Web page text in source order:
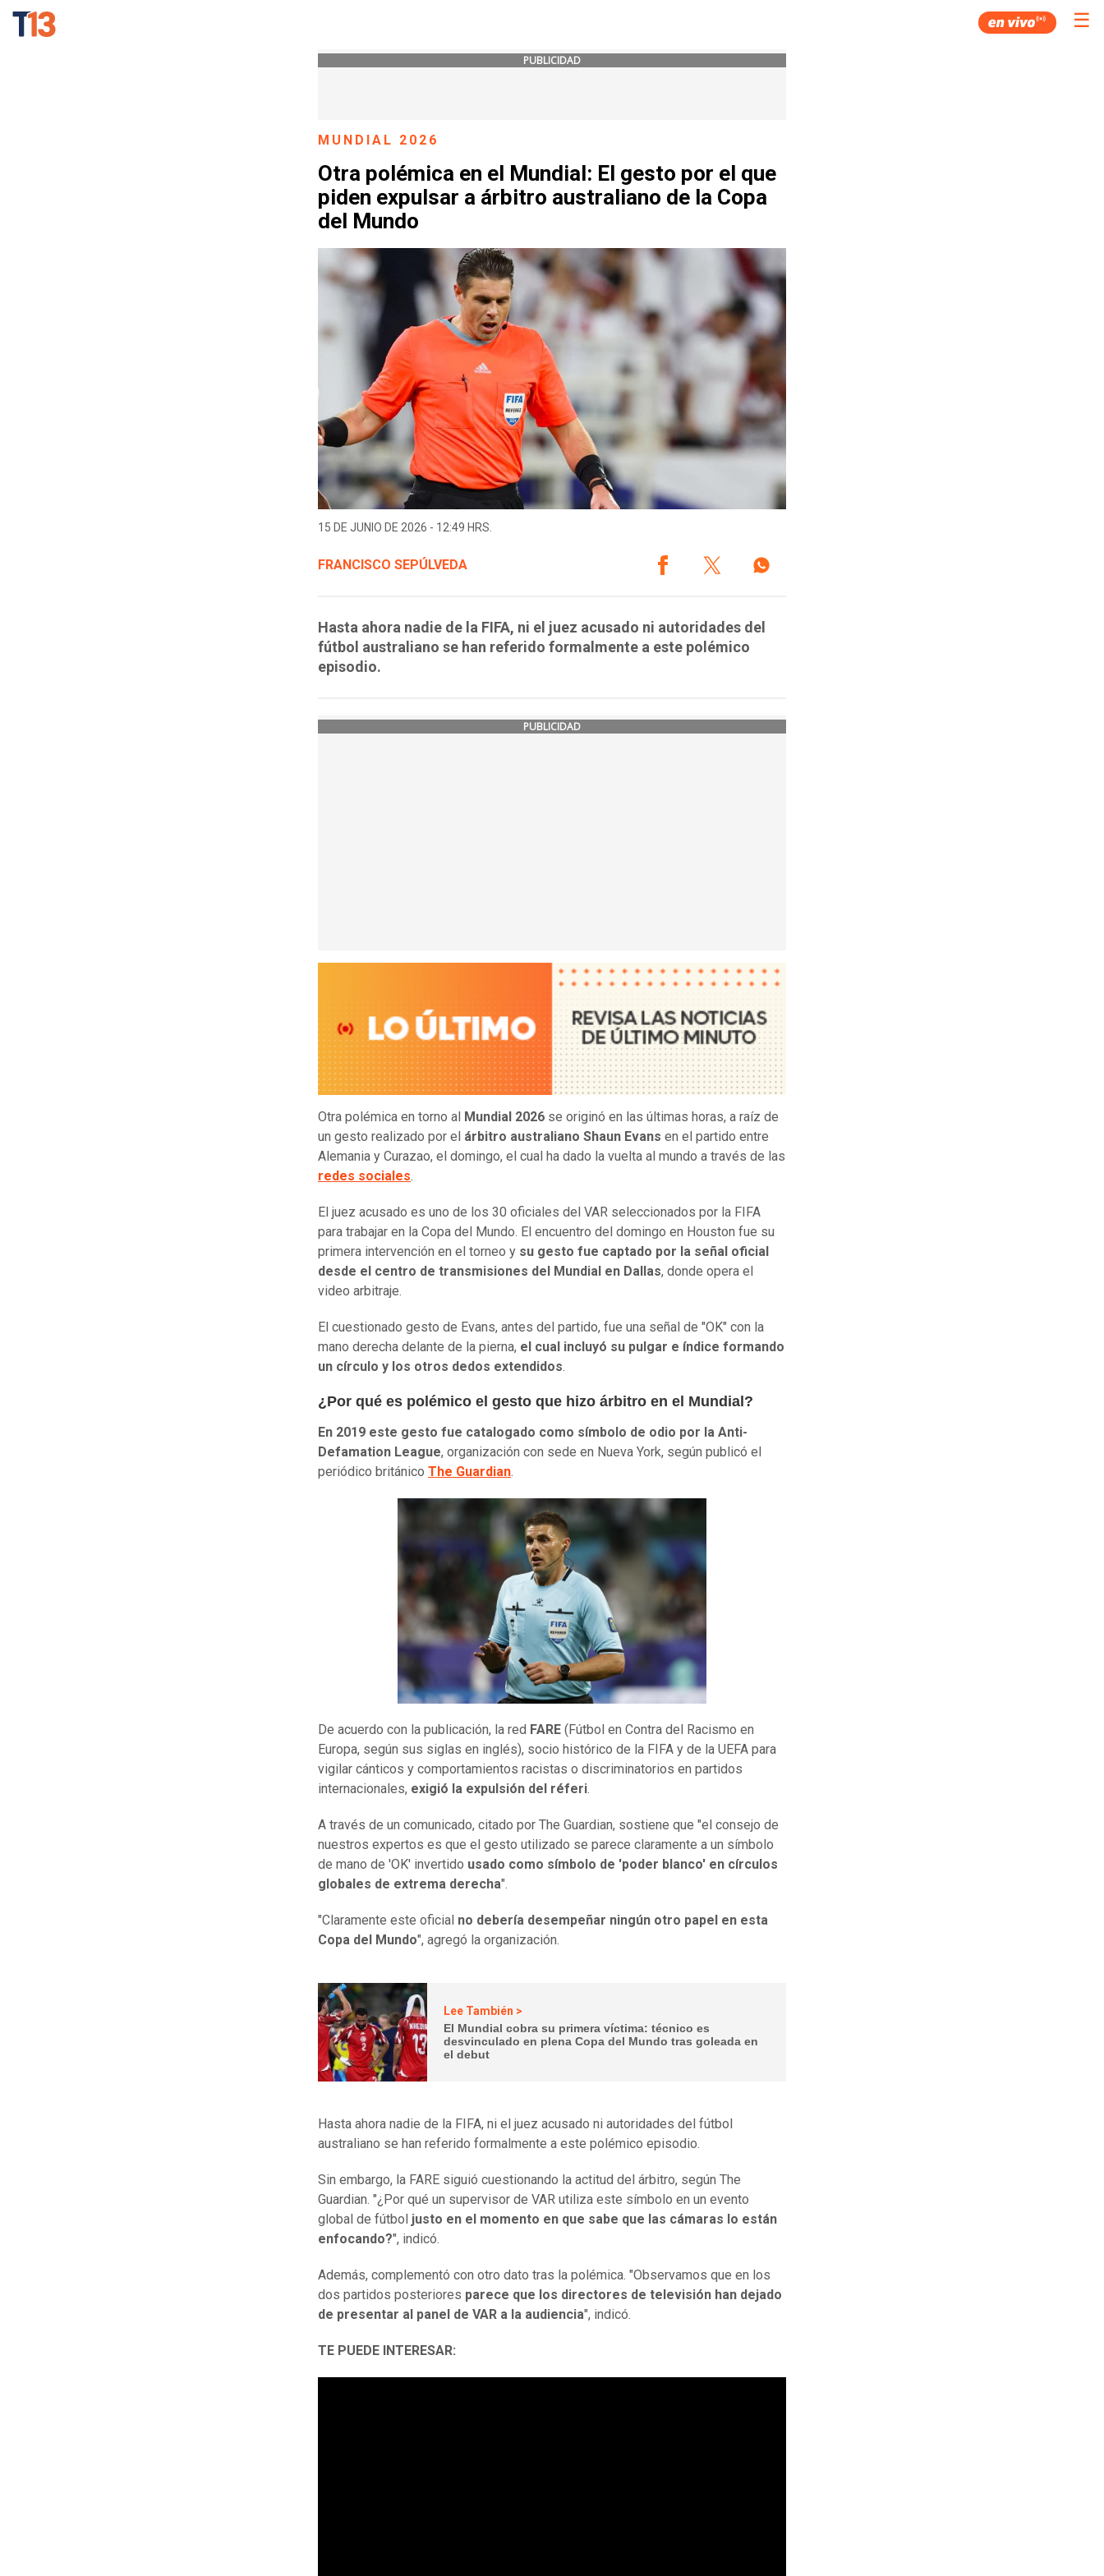
☰
PUBLICIDAD
MUNDIAL 2026
Otra polémica en el Mundial: El gesto por el que
piden expulsar a árbitro australiano de la Copa
del Mundo
15 DE JUNIO DE 2026 - 12:49 HRS.
FRANCISCO SEPÚLVEDA
Hasta ahora nadie de la FIFA, ni el juez acusado ni autoridades del
fútbol australiano se han referido formalmente a este polémico
episodio.
PUBLICIDAD
Otra polémica en torno al Mundial 2026 se originó en las últimas horas, a raíz de
un gesto realizado por el árbitro australiano Shaun Evans en el partido entre
Alemania y Curazao, el domingo, el cual ha dado la vuelta al mundo a través de las
redes sociales.
El juez acusado es uno de los 30 oficiales del VAR seleccionados por la FIFA
para trabajar en la Copa del Mundo. El encuentro del domingo en Houston fue su
primera intervención en el torneo y su gesto fue captado por la señal oficial
desde el centro de transmisiones del Mundial en Dallas, donde opera el
video arbitraje.
El cuestionado gesto de Evans, antes del partido, fue una señal de "OK" con la
mano derecha delante de la pierna, el cual incluyó su pulgar e índice formando
un círculo y los otros dedos extendidos.
¿Por qué es polémico el gesto que hizo árbitro en el Mundial?
En 2019 este gesto fue catalogado como símbolo de odio por la Anti-
Defamation League, organización con sede en Nueva York, según publicó el
periódico británico The Guardian.
De acuerdo con la publicación, la red FARE (Fútbol en Contra del Racismo en
Europa, según sus siglas en inglés), socio histórico de la FIFA y de la UEFA para
vigilar cánticos y comportamientos racistas o discriminatorios en partidos
internacionales, exigió la expulsión del réferi.
A través de un comunicado, citado por The Guardian, sostiene que "el consejo de
nuestros expertos es que el gesto utilizado se parece claramente a un símbolo
de mano de 'OK' invertido usado como símbolo de 'poder blanco' en círculos
globales de extrema derecha".
"Claramente este oficial no debería desempeñar ningún otro papel en esta
Copa del Mundo", agregó la organización.
Lee También >
El Mundial cobra su primera víctima: técnico es
desvinculado en plena Copa del Mundo tras goleada en
el debut
Hasta ahora nadie de la FIFA, ni el juez acusado ni autoridades del fútbol
australiano se han referido formalmente a este polémico episodio.
Sin embargo, la FARE siguió cuestionando la actitud del árbitro, según The
Guardian. "¿Por qué un supervisor de VAR utiliza este símbolo en un evento
global de fútbol justo en el momento en que sabe que las cámaras lo están
enfocando?", indicó.
Además, complementó con otro dato tras la polémica. "Observamos que en los
dos partidos posteriores parece que los directores de televisión han dejado
de presentar al panel de VAR a la audiencia", indicó.
TE PUEDE INTERESAR: